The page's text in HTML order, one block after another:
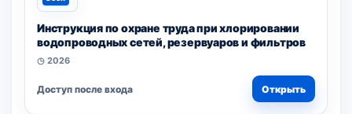
Инструкция по охране труда при хлорировании
водопроводных сетей, резервуаров и фильтров
◷ 2026
Доступ после входа Открыть